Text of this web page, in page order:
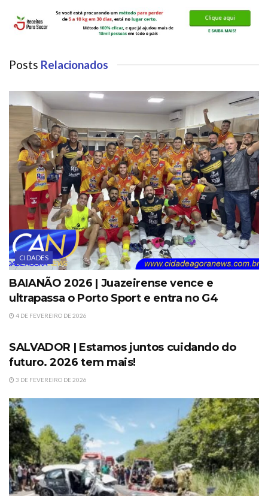
Posts Relacionados
CIDADES
BAIANÃO 2026 | Juazeirense vence e
ultrapassa o Porto Sport e entra no G4
4 DE FEVEREIRO DE 2026
SALVADOR | Estamos juntos cuidando do
futuro. 2026 tem mais!
3 DE FEVEREIRO DE 2026